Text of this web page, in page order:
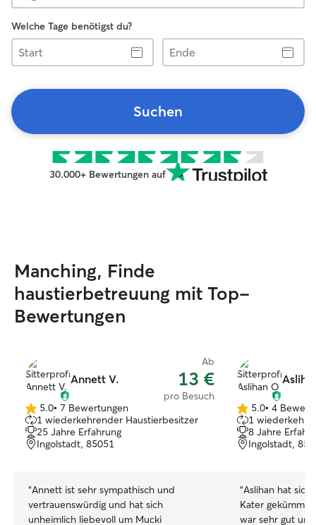
Welche Tage benötigst du?
Start
Ende
Suchen
30.000+ Bewertungen auf
Manching, Finde
haustierbetreuung mit Top-
Bewertungen
Annett V.
Ab
13 €
pro Besuch
5.0
von
5
Sternen
5.0• 7 Bewertungen
1 wiederkehrender Haustierbesitzer
25 Jahre Erfahrung
Ingolstadt, 85051
“Annett ist sehr sympathisch und
vertrauenswürdig und hat sich
unheimlich liebevoll um Mucki
5.0
von
5
Sternen
5.0• 4
1
8 Jahre
Ingolstadt,
“Aslihan hat
Kater
war sehr gut